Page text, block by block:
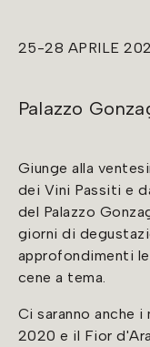
25-28 APRILE
Palazzo
Giunge alla
dei Vini Passiti e
del Palazzo
giorni di
approfondimenti
cene a tema.
Ci saranno anche
2020 e il Fior